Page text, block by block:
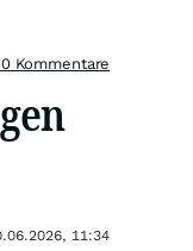
0 Kommentare
11:34